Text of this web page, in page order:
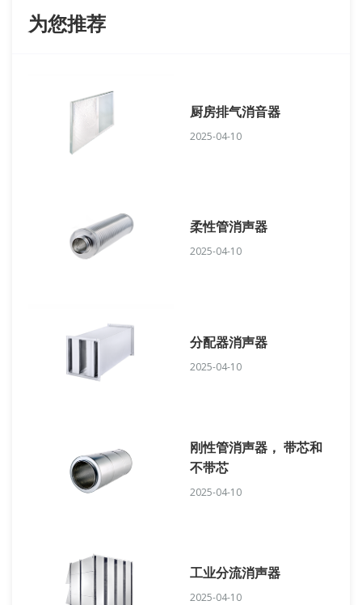
为您推荐
厨房排气消音器
2025-04-10
柔性管消声器
2025-04-10
分配器消声器
2025-04-10
刚性管消声器， 带芯和
不带芯
2025-04-10
工业分流消声器
2025-04-10